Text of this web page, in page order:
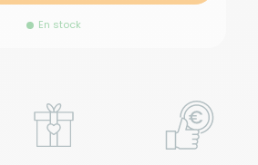
En stock